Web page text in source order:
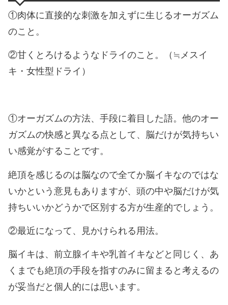
①肉体に直接的な刺激を加えずに生じるオーガズム
のこと。
②甘くとろけるようなドライのこと。（≒メスイ
キ・女性型ドライ）
①オーガズムの方法、手段に着目した語。他のオー
ガズムの快感と異なる点として、脳だけが気持ちい
い感覚がすることです。
絶頂を感じるのは脳なので全てか脳イキなのではな
いかという意見もありますが、頭の中や脳だけが気
持ちいいかどうかで区別する方が生産的でしょう。
②最近になって、見かけられる用法。
脳イキは、前立腺イキや乳首イキなどと同じく、あ
くまでも絶頂の手段を指すのみに留まると考えるの
が妥当だと個人的には思います。